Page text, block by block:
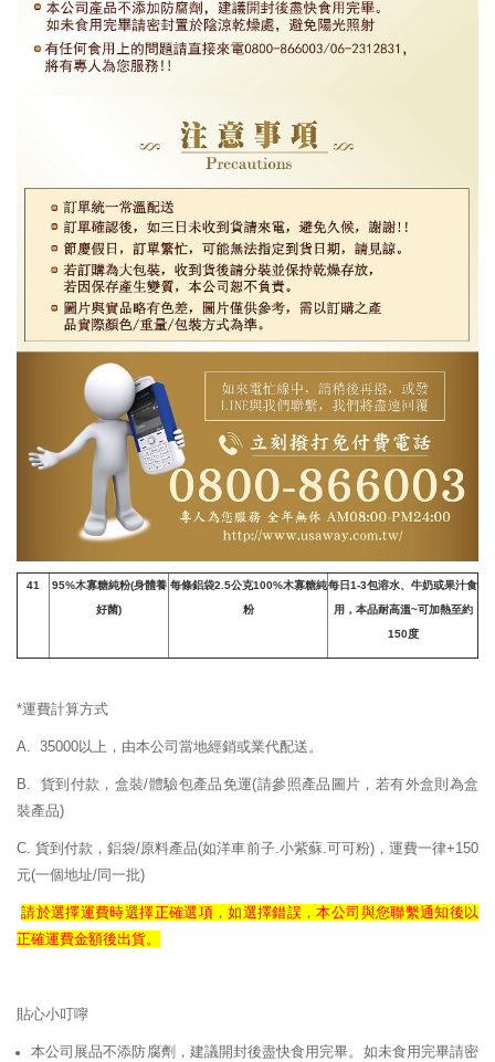
41 95%木寡糖純粉(身體養
好菌)
每條鋁袋2.5公克100%木寡糖純
粉
每日1-3包溶水、牛奶或果汁食
用，本品耐高溫~可加熱至約
150度
*運費計算方式
A. 35000以上，由本公司當地經銷或業代配送。
B. 貨到付款，盒裝/體驗包產品免運(請參照產品圖片，若有外盒則為盒
裝產品)
C. 貨到付款，鋁袋/原料產品(如洋車前子.小紫蘇.可可粉)，運費一律+150
元(一個地址/同一批)
請於選擇運費時選擇正確選項，如選擇錯誤，本公司與您聯繫通知後以
正確運費金額後出貨。
貼心小叮嚀
本公司展品不添防腐劑，建議開封後盡快食用完畢。如未食用完畢請密